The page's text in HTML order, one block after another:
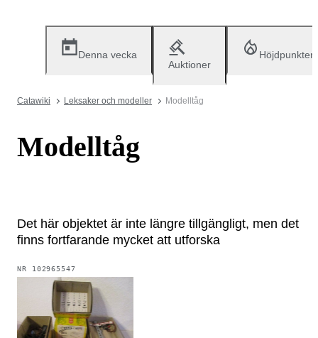
Denna vecka
Auktioner
Höjdpunkter
Catawiki Leksaker och modeller Modelltåg
Modelltåg
Det här objektet är inte längre tillgängligt, men det
finns fortfarande mycket att utforska
NR 102965547